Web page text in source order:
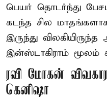
பெயர் தொடர்ந்து
கடந்த சில
இருந்து
இன்ஸ்டாகிராம் மூலம்
ரவி மோகன்
கெனிஷா